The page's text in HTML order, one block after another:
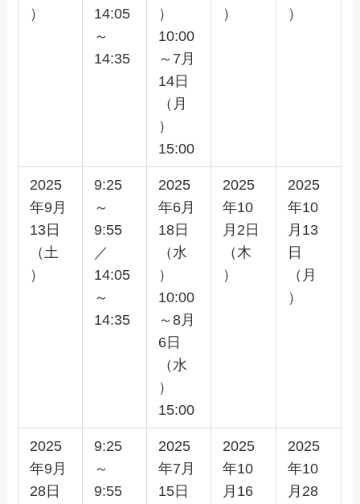
）
14:05
～
14:35
）
10:00
～7月
14日
（月
）
15:00
） ）
2025
年9月
13日
（土
）
9:25
～
9:55
／
14:05
～
14:35
2025
年6月
18日
（水
）
10:00
～8月
6日
（水
）
15:00
2025
年10
月2日
（木
）
2025
年10
月13
日
（月
）
2025
年9月
28日
9:25
～
9:55
2025
年7月
15日
2025
年10
月16
2025
年10
月28